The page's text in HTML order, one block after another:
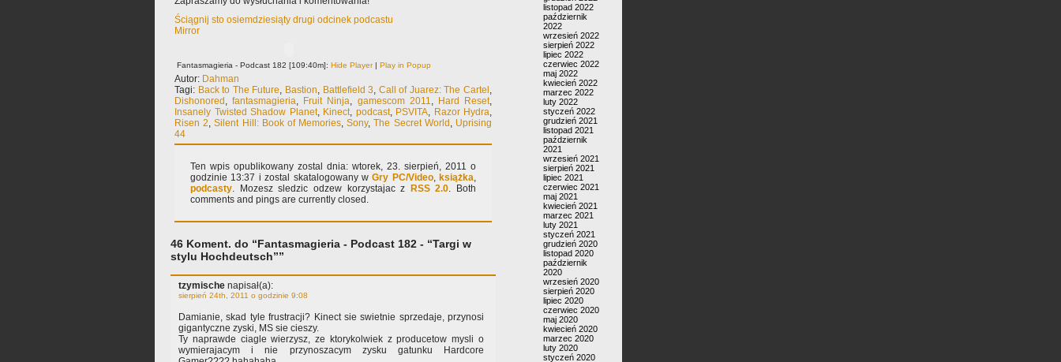
Ściągnij sto osiemdziesiąty drugi odcinek podcastu
Mirror
Fantasmagieria - Podcast 182 [109:40m]: Hide Player| Play in Popup
Autor: Dahman
Tagi: Back to The Future, Bastion, Battlefield 3, Call of Juarez: The Cartel ,
Dishonored ,fantasmagieria, Fruit Ninja, gamescom 2011, Hard Reset,
Insanely Twisted Shadow Planet, Kinect, podcast, PSVITA, Razor Hydra,
Risen 2,Silent Hill: Book of Memories,Sony,The Secret World , Uprising
44
Ten wpis opublikowany zostal dnia: wtorek, 23. sierpień, 2011 o
godzinie 13:37 i zostal skatalogowany wGry PC/Video, książka,
podcasty. Mozesz sledzic odzew korzystajac z RSS 2.0. Both
comments and pings are currently closed.
46 Koment. do “Fantasmagieria - Podcast 182 - “Targi w
stylu Hochdeutsch””
tzymische napisał(a):
sierpień 24th, 2011 o godzinie 9:08
Damianie, skad tyle frustracji? Kinect sie swietnie sprzedaje, przynosi
gigantyczne zyski, MS sie cieszy.
Ty naprawde ciagle wierzysz, ze ktorykolwiek z producetow mysli o
wymierajacym i nie przynoszacym zysku gatunku Hardcore
listopad 2022
październik
2022
wrzesień 2022
sierpień 2022
lipiec 2022
czerwiec 2022
maj 2022
kwiecień 2022
marzec 2022
luty 2022
styczeń 2022
grudzień 2021
listopad 2021
październik
2021
wrzesień 2021
sierpień 2021
lipiec 2021
czerwiec 2021
maj 2021
kwiecień 2021
marzec 2021
luty 2021
styczeń 2021
grudzień 2020
listopad 2020
październik
2020
wrzesień 2020
sierpień 2020
lipiec 2020
czerwiec 2020
maj 2020
kwiecień 2020
marzec 2020
luty 2020
styczeń 2020